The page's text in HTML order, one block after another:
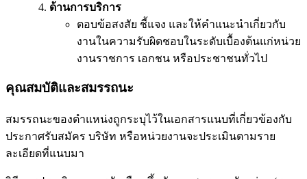
ด้านการบริการ
ตอบข้อสงสัย ชี้แจง และให้คำแนะนำเกี่ยวกับ
งานในความรับผิดชอบในระดับเบื้องต้นแก่หน่วย
งานราชการ เอกชน หรือประชาชนทั่วไป
คุณสมบัติและสมรรถนะ
สมรรถนะของตำแหน่งถูกระบุไว้ในเอกสารแนบที่เกี่ยวข้องกับ
ประกาศรับสมัคร บริษัท หรือหน่วยงานจะประเมินตามราย
ละเอียดที่แนบมา